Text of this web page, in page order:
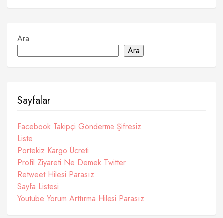
Ara
Ara
Sayfalar
Facebook Takipçi Gönderme Şifresiz
Liste
Portekiz Kargo Ücreti
Profil Ziyareti Ne Demek Twitter
Retweet Hilesi Parasız
Sayfa Listesi
Youtube Yorum Arttırma Hilesi Parasız